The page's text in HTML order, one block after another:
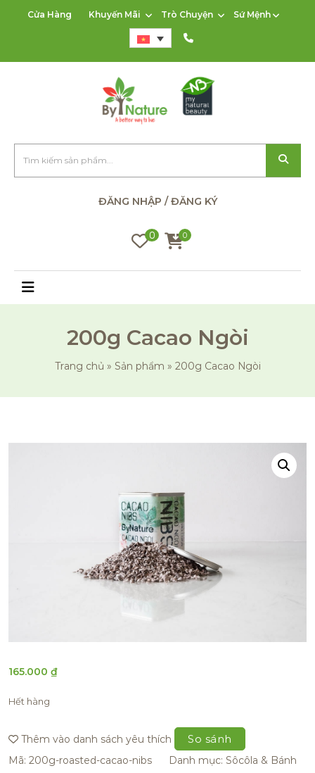
Cửa Hàng Khuyến Mãi Trò Chuyện Sứ Mệnh
ĐĂNG NHẬP / ĐĂNG KÝ
0 0
200g Cacao Ngòi
Trang chủ » Sản phẩm » 200g Cacao Ngòi
165.000 ₫
Hết hàng
Thêm vào danh sách yêu thích So sánh
Mã: 200g-roasted-cacao-nibs Danh mục: Sôcôla & Bánh